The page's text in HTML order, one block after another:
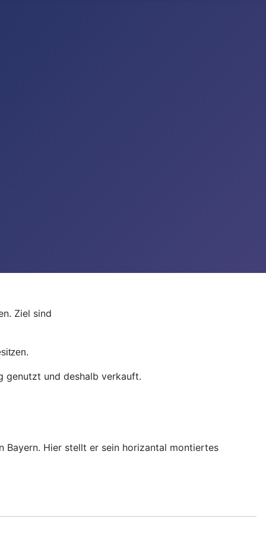
Ziel sind
genutzt und deshalb verkauft.
Hier stellt er sein horizantal montiertes